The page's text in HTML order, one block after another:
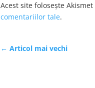
Acest site folosește
comentariilor tale.
← Articol mai vechi